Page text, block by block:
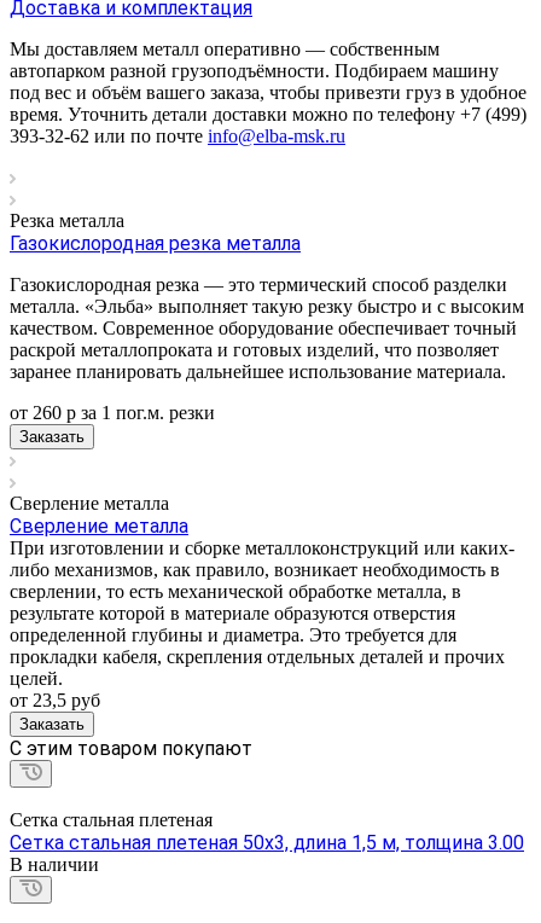
Доставка и комплектация
Мы доставляем металл оперативно — собственным
автопарком разной грузоподъёмности. Подбираем машину
под вес и объём вашего заказа, чтобы привезти груз в удобное
время. Уточнить детали доставки можно по телефону +7 (499)
393-32-62 или по почте info@elba-msk.ru
Резка металла
Газокислородная резка металла
Газокислородная резка — это термический способ разделки
металла. «Эльба» выполняет такую резку быстро и с высоким
качеством. Современное оборудование обеспечивает точный
раскрой металлопроката и готовых изделий, что позволяет
заранее планировать дальнейшее использование материала.
от 260 р за 1 пог.м. резки
Заказать
Сверление металла
Сверление металла
При изготовлении и сборке металлоконструкций или каких-
либо механизмов, как правило, возникает необходимость в
сверлении, то есть механической обработке металла, в
результате которой в материале образуются отверстия
определенной глубины и диаметра. Это требуется для
прокладки кабеля, скрепления отдельных деталей и прочих
целей.
от 23,5 руб
Заказать
C этим товаром покупают
Сетка стальная плетеная
Сетка стальная плетеная 50х3, длина 1,5 м, толщина 3.00
В наличии